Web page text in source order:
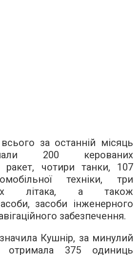
за останній місяць
200 керованих
ракет, чотири танки, 107
техніки, три
літака, а також
засоби інженерного
забезпечення.
Кушнір, за минулий
отримала 375 одиниць